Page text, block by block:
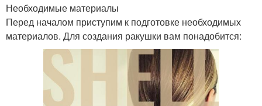
Необходимые материалы
Перед началом приступим к подготовке необходимых
материалов. Для создания ракушки вам понадобится: